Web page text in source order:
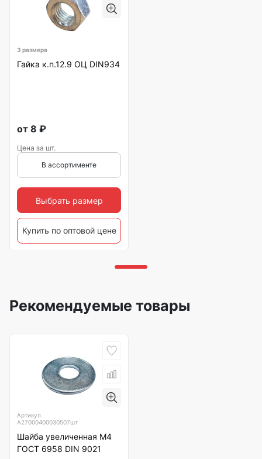
3 размера
Гайка к.п.12.9 ОЦ DIN934
от 8 ₽
Цена за шт.
В ассортименте
Выбрать размер
Купить по оптовой цене
Рекомендуемые товары
Артикул
А27000400030507шт
Шайба увеличенная М4
ГОСТ 6958 DIN 9021